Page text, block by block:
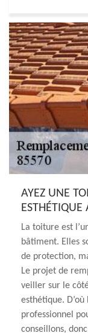
AYEZ UNE
ESTHÉTIQUE
La toiture est
bâtiment. Elles
de protection,
Le projet de
veiller sur le
esthétique.
professionnel
conseillons,